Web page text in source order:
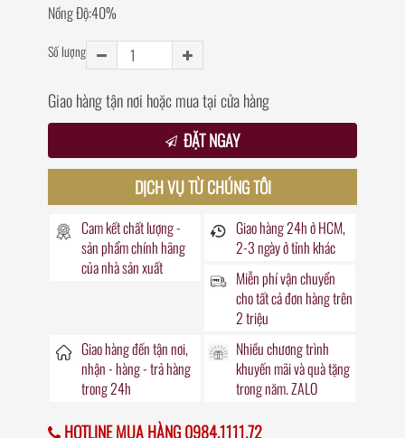
Nồng Độ:40%
Số lượng
Giao hàng tận nơi hoặc mua tại cửa hàng
ĐẶT NGAY
DỊCH VỤ TỪ CHÚNG TÔI
Cam kết chất lượng -
sản phẩm chính hãng
của nhà sản xuất
Giao hàng24hở HCM,
2-3 ngày ở tỉnh khác
Miễn phí vận chuyển
cho tất cả đơn hàng trên
2 triệu
Giao hàng đếntận nơi,
nhận - hàng - trả hàng
trong24h
Nhiều chương trình
khuyến mãivà quà tặng
trong năm. ZALO
HOTLINE MUA HÀNG 0984.1111.72